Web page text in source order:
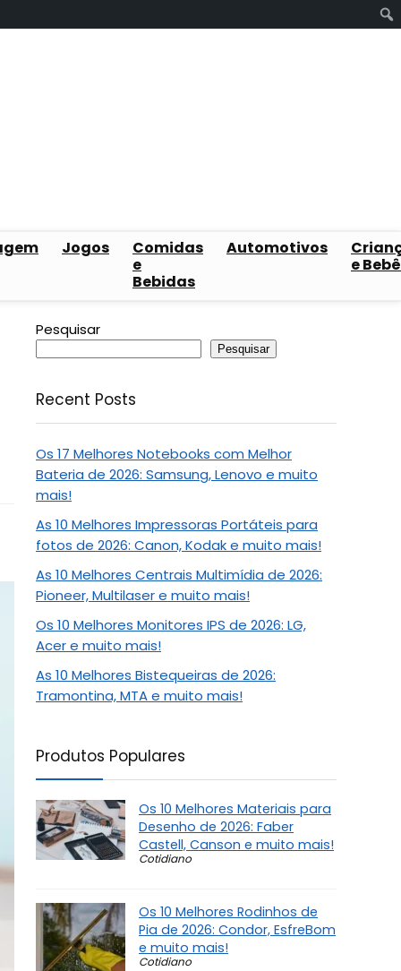
Jogos
Comidas
e
Bebidas
Automotivos
e
Pesquisar
Pesquisar
Recent Posts
Os 17 Melhores Notebooks com Melhor
Bateria de 2026: Samsung, Lenovo e muito
mais!
As 10 Melhores Impressoras Portáteis para
fotos de 2026: Canon, Kodak e muito mais!
As 10 Melhores Centrais Multimídia de 2026:
Pioneer, Multilaser e muito mais!
Os 10 Melhores Monitores IPS de 2026: LG,
Acer e muito mais!
As 10 Melhores Bistequeiras de 2026:
Tramontina, MTA e muito mais!
Produtos Populares
Os 10 Melhores Materiais para
Desenho de 2026: Faber
Castell, Canson e muito mais!
Cotidiano
Os 10 Melhores Rodinhos de
Pia de 2026: Condor, EsfreBom
e muito mais!
Cotidiano